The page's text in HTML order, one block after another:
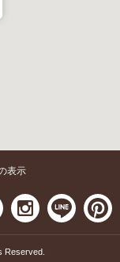
表示
Reserved.